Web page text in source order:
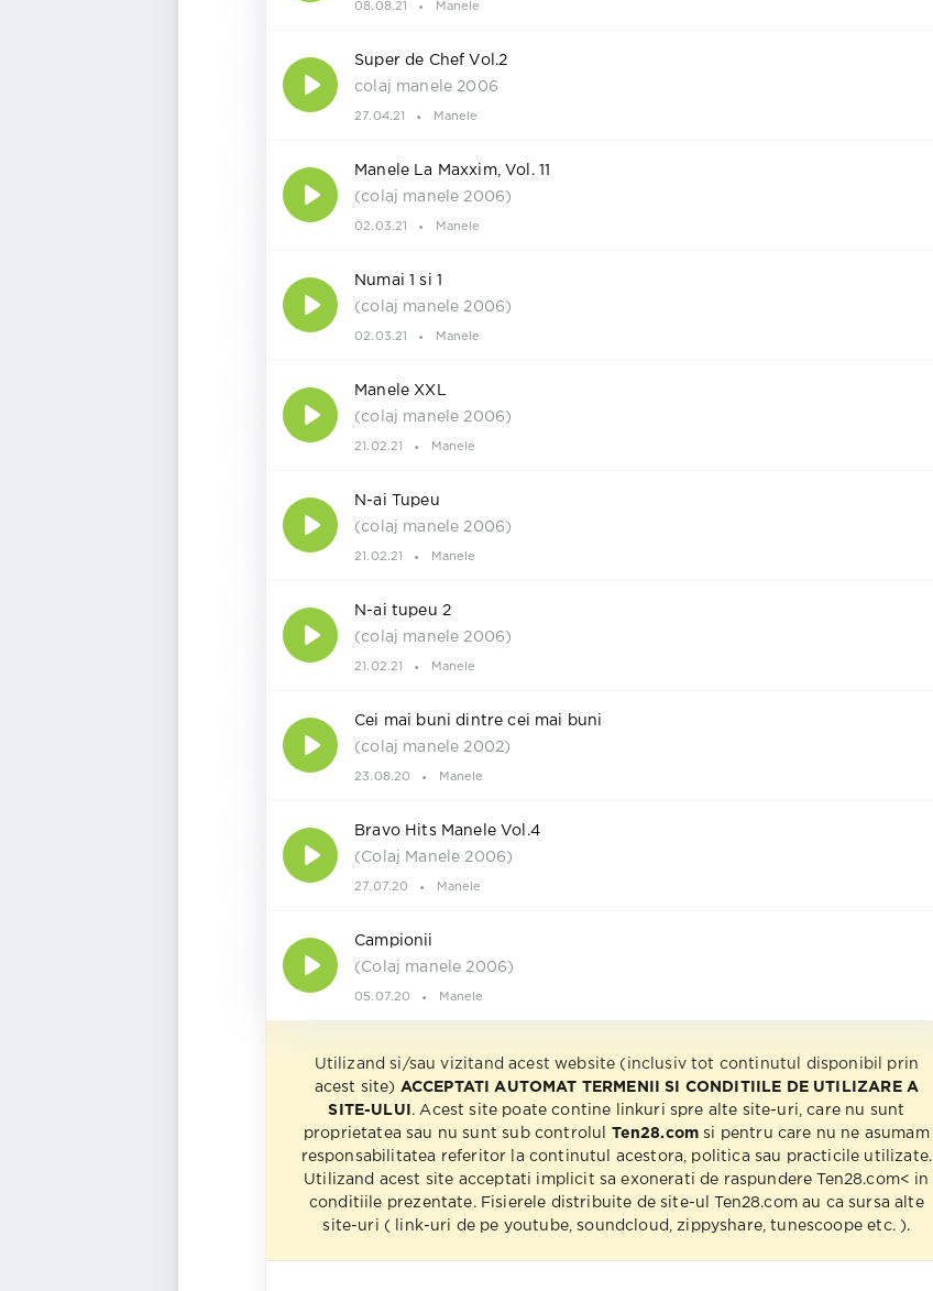
08.08.21 Manele
Super de Chef Vol.2
colaj manele 2006
27.04.21 Manele
Manele La Maxxim, Vol. 11
(colaj manele 2006)
02.03.21 Manele
Numai 1 si 1
(colaj manele 2006)
02.03.21 Manele
Manele XXL
(colaj manele 2006)
21.02.21 Manele
N-ai Tupeu
(colaj manele 2006)
21.02.21 Manele
N-ai tupeu 2
(colaj manele 2006)
21.02.21 Manele
Cei mai buni dintre cei mai buni
(colaj manele 2002)
23.08.20 Manele
Bravo Hits Manele Vol.4
(Colaj Manele 2006)
27.07.20 Manele
Campionii
(Colaj manele 2006)
05.07.20 Manele
Utilizand si/sau vizitand acest website (inclusiv tot continutul disponibil prin
acest site) ACCEPTATI AUTOMAT TERMENII SI CONDITIILE DE UTILIZARE A
SITE-ULUI . Acest site poate contine linkuri spre alte site-uri, care nu sunt
proprietatea sau nu sunt sub controlul
Ten28.com si pentru care nu ne asumam
responsabilitatea referitor la continutul acestora, politica sau practicile utilizate.
Utilizand acest site acceptati implicit sa exonerati de raspundere Ten28.com< in
conditiile prezentate. Fisierele distribuite de site-ul Ten28.com au ca sursa alte
site-uri ( link-uri de pe youtube, soundcloud, zippyshare, tunescoope etc. ).